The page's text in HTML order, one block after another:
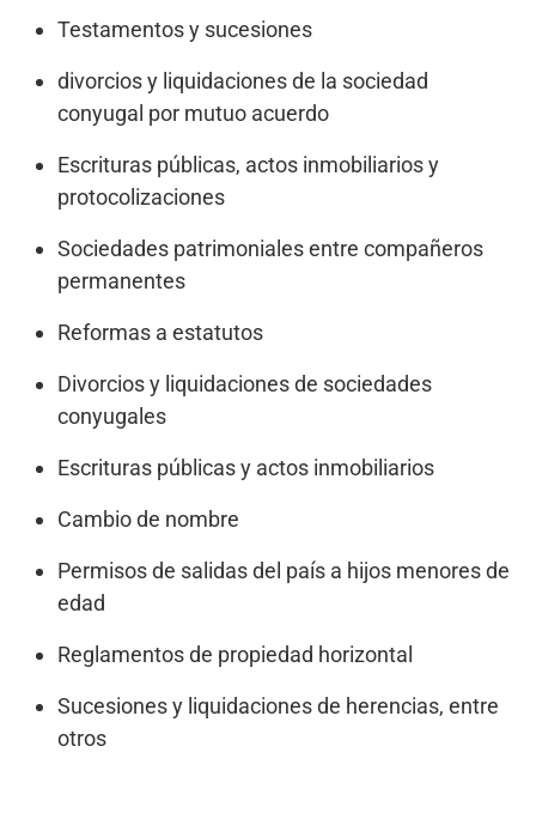
Testamentos y sucesiones
divorcios y liquidaciones de la sociedad
conyugal por mutuo acuerdo
Escrituras públicas, actos inmobiliarios y
protocolizaciones
Sociedades patrimoniales entre compañeros
permanentes
Reformas a estatutos
Divorcios y liquidaciones de sociedades
conyugales
Escrituras públicas y actos inmobiliarios
Cambio de nombre
Permisos de salidas del país a hijos menores de
edad
Reglamentos de propiedad horizontal
Sucesiones y liquidaciones de herencias, entre
otros